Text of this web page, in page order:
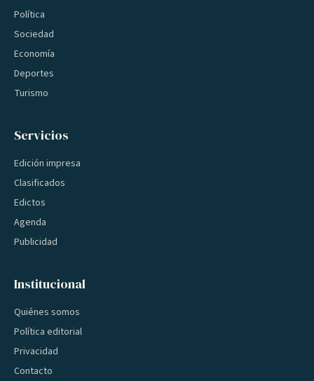
Política
Sociedad
Economía
Deportes
Turismo
Servicios
Edición impresa
Clasificados
Edictos
Agenda
Publicidad
Institucional
Quiénes somos
Política editorial
Privacidad
Contacto